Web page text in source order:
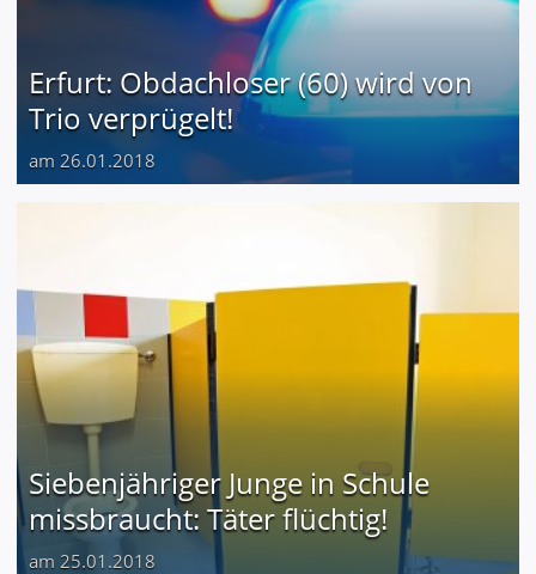
Erfurt: Obdachloser (60) wird von
Trio verprügelt!
am 26.01.2018
Siebenjähriger Junge in Schule
missbraucht: Täter flüchtig!
am 25.01.2018